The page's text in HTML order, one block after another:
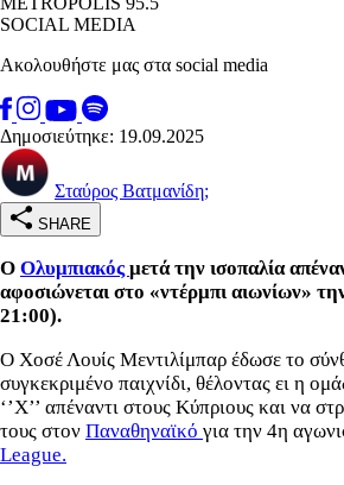
SOCIAL MEDIA
Ακολουθήστε μας στα social media
Δημοσιεύτηκε: 19.09.2025
Σταύρος Βατμανίδη;
SHARE
Ο Ολυμπιακόςμετά την ισοπαλία
αφοσιώνεται στο «ντέρμπι αιωνίων»
21:00).
Ο Χοσέ Λουίς Μεντιλίμπαρ έδωσε το
συγκεκριμένο παιχνίδι, θέλοντας ει η
‘’Χ’’ απέναντι στους Κύπριους και να
τους στον Παναθηναϊκό για την 4η
League.